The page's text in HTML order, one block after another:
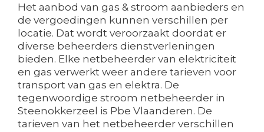
Het aanbod van gas & stroom aanbieders en
de vergoedingen kunnen verschillen per
locatie. Dat wordt veroorzaakt doordat er
diverse beheerders dienstverleningen
bieden. Elke netbeheerder van elektriciteit
en gas verwerkt weer andere tarieven voor
transport van gas en elektra. De
tegenwoordige stroom netbeheerder in
Steenokkerzeel is Pbe Vlaanderen. De
tarieven van het netbeheerder verschillen